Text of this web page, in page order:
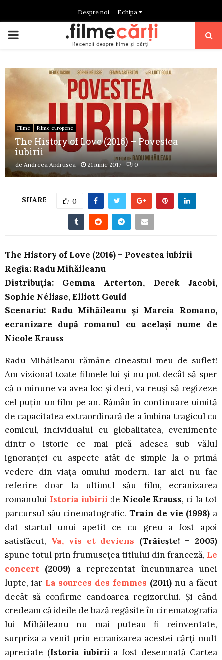
Despre noi Echipa
PRIMARY
Filme Filme europene
The History of Love (2016) – Povestea
iubirii
de Andreea Andrusca 21 iunie 2017 0
SHARE 0
The History of Love (2016) – Povestea iubirii
Regia: Radu Mihăileanu
Distribuția: Gemma Arterton, Derek Jacobi,
Sophie Nélisse, Elliott Gould
Scenariu: Radu Mihăileanu și Marcia Romano,
ecranizare după romanul cu același nume de
Nicole Krauss
Radu Mihăileanu rămâne cineastul meu de suflet!
Am vizionat toate filmele lui și nu pot decât să sper
că o minune va avea loc și deci, va reuși să regizeze
cel puțin un film pe an. Rămân în continuare uimită
de capacitatea extraordinară de a îmbina tragicul cu
comicul, individualul cu globalitatea, evenimente
dintr-o istorie ce mai pică adesea sub vălul
ignoranței cu aspecte atât de simple la o primă
vedere din viața omului modern. Iar aici nu fac
referire doar la ultimul său film, ecranizarea
romanului Istoria iubirii de Nicole Krauss, ci la tot
parcursul său cinematografic.Train de vie (1998) a
dat startul unui apetit ce cu greu a fost apoi
satisfăcut, Va, vis et deviens (Trăiește! – 2005)
spune totul prin frumusețea titlului din franceză, Le
concert (2009) a reprezentat încununarea unei
lupte, iar La sources des femmes (2011)nu a făcut
decât să confirme candoarea regizorului. Și când
credeam că ideile de bază regăsite în cinematografia
lui Mihăileanu nu mai puteau fi reinventate,
surpriza a venit prin ecranizarea acestei cărți mult
apreciate (Istoria iubirii a fost desemnată Cartea